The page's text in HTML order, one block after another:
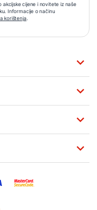
cijene i novitete iz naše
Informacije o načinu
korištenja.